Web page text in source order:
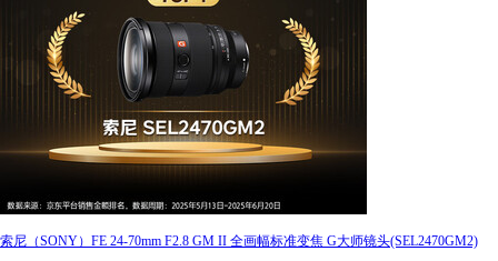
索尼（SONY）FE 24-70mm F2.8 GM II 全画幅标准变焦 G大师镜头(SEL2470GM2)